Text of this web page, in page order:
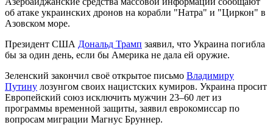
об атаке украинских дронов на корабли "Натра" и "Циркон" в
Азовском море.
Президент США Дональд Трамп заявил, что Украина погибла
бы за один день, если бы Америка не дала ей оружие.
Зеленский закончил своё открытое письмо Владимиру
Путину лозунгом своих нацистских кумиров. Украина просит
Европейский союз исключить мужчин 23–60 лет из
программы временной защиты, заявил еврокомиссар по
вопросам миграции Магнус Бруннер.